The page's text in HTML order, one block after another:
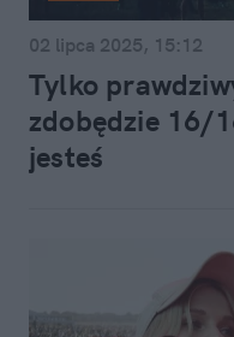
02 lipca 2025, 15:12
Tylko
zdobędzie 16/
jesteś